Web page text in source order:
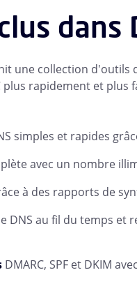
dans
une collection
rapidement et plus
simples et rapides
avec un nombre
à des rapports de
DNS au fil du temps
DMARC, SPF et DKIM